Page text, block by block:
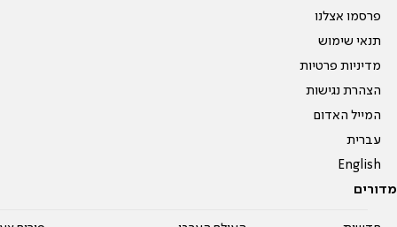
פרסמו אצלנו
תנאי שימוש
מדיניות פרטיות
הצהרת נגישות
המייל האדום
עברית
English
מדורים